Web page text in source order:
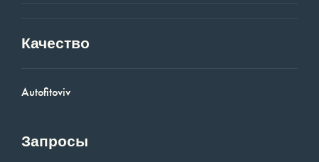
Качество
Autofitoviv
Запросы